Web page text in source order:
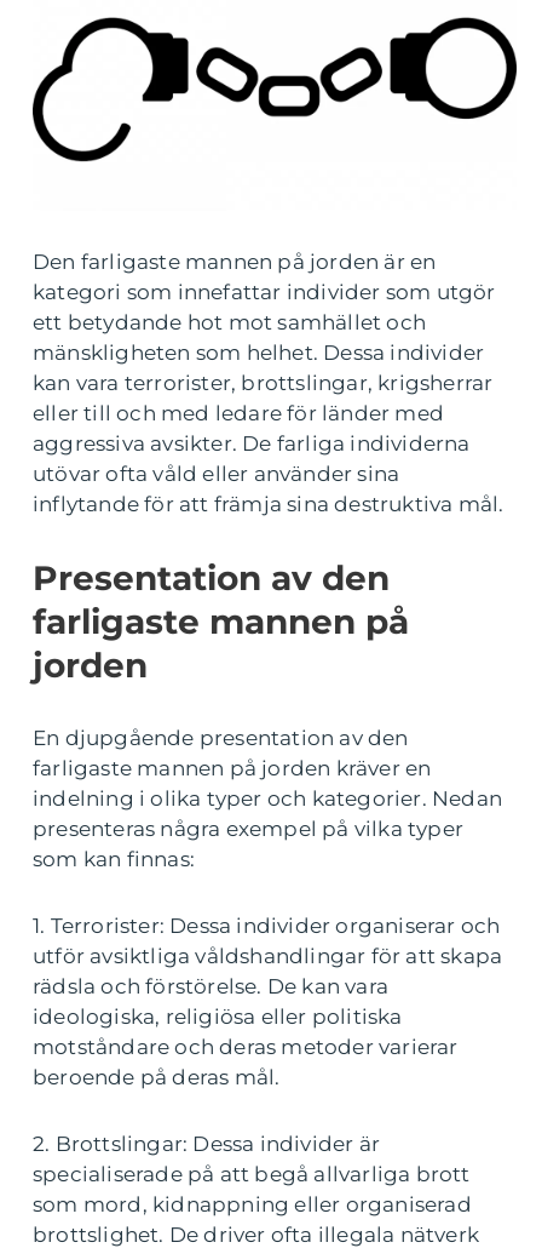
Den farligaste mannen på jorden är en
kategori som innefattar individer som utgör
ett betydande hot mot samhället och
mänskligheten som helhet. Dessa individer
kan vara terrorister, brottslingar, krigsherrar
eller till och med ledare för länder med
aggressiva avsikter. De farliga individerna
utövar ofta våld eller använder sina
inflytande för att främja sina destruktiva mål.
Presentation av den
farligaste mannen på
jorden
En djupgående presentation av den
farligaste mannen på jorden kräver en
indelning i olika typer och kategorier. Nedan
presenteras några exempel på vilka typer
som kan finnas:
1. Terrorister: Dessa individer organiserar och
utför avsiktliga våldshandlingar för att skapa
rädsla och förstörelse. De kan vara
ideologiska, religiösa eller politiska
motståndare och deras metoder varierar
beroende på deras mål.
2. Brottslingar: Dessa individer är
specialiserade på att begå allvarliga brott
som mord, kidnappning eller organiserad
brottslighet. De driver ofta illegala nätverk